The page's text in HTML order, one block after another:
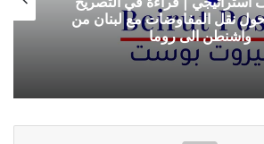
|من “المجلس الأعلى”
العليا” …. بين الوصاية والشراكة